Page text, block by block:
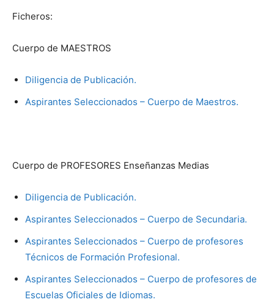
Ficheros:
Cuerpo de MAESTROS
Diligencia de Publicación.
Aspirantes Seleccionados – Cuerpo de Maestros.
Cuerpo de PROFESORES Enseñanzas Medias
Diligencia de Publicación.
Aspirantes Seleccionados – Cuerpo de Secundaria.
Aspirantes Seleccionados – Cuerpo de profesores
Técnicos de Formación Profesional.
Aspirantes Seleccionados – Cuerpo de profesores de
Escuelas Oficiales de Idiomas.